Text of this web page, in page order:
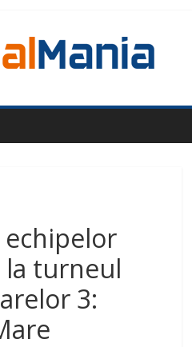
echipelor
turneul
3: